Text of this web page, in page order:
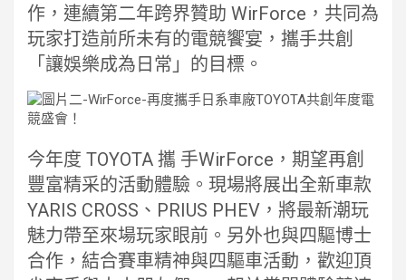
作，連續第二年跨界贊助 WirForce，共同為
玩家打造前所未有的電競饗宴，攜手共創
「讓娛樂成為日常」的目標。
今年度 TOYOTA 攜 手WirForce，期望再創
豐富精采的活動體驗。現場將展出全新車款
YARIS CROSS、PRIUS PHEV，將最新潮玩
魅力帶至來場玩家眼前。另外也與四驅博士
合作，結合賽車精神與四驅車活動，歡迎頂